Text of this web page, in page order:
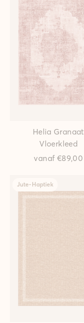
Helia Granaat
Vloerkleed
vanaf €89,00
Jute-Haptiek